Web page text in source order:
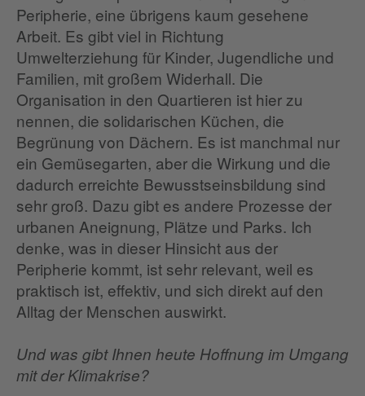
Peripherie, eine übrigens kaum gesehene
Arbeit. Es gibt viel in Richtung
Umwelterziehung für Kinder, Jugendliche und
Familien, mit großem Widerhall. Die
Organisation in den Quartieren ist hier zu
nennen, die solidarischen Küchen, die
Begrünung von Dächern. Es ist manchmal nur
ein Gemüsegarten, aber die Wirkung und die
dadurch erreichte Bewusstseinsbildung sind
sehr groß. Dazu gibt es andere Prozesse der
urbanen Aneignung, Plätze und Parks. Ich
denke, was in dieser Hinsicht aus der
Peripherie kommt, ist sehr relevant, weil es
praktisch ist, effektiv, und sich direkt auf den
Alltag der Menschen auswirkt.
Und was gibt Ihnen heute Hoffnung im Umgang
mit der Klimakrise?